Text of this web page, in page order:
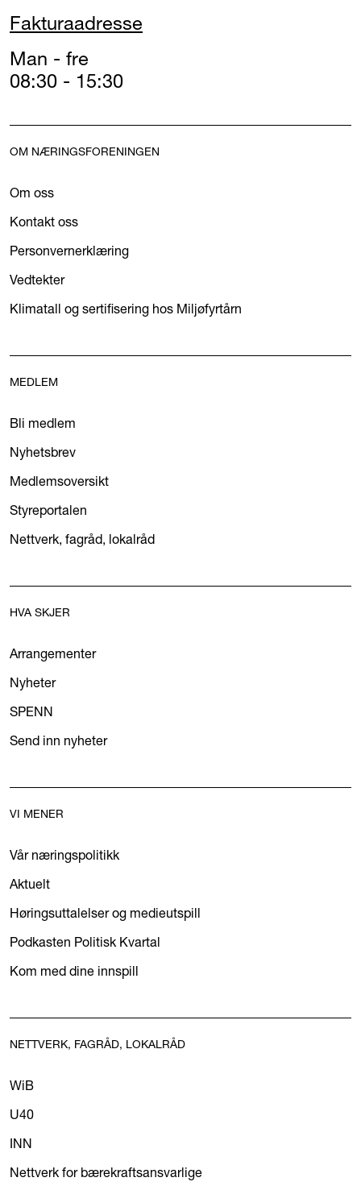
Fakturaadresse
Man - fre
08:30 - 15:30
OM NÆRINGSFORENINGEN
Om oss
Kontakt oss
Personvernerklæring
Vedtekter
Klimatall og sertifisering hos Miljøfyrtårn
MEDLEM
Bli medlem
Nyhetsbrev
Medlemsoversikt
Styreportalen
Nettverk, fagråd, lokalråd
HVA SKJER
Arrangementer
Nyheter
SPENN
Send inn nyheter
VI MENER
Vår næringspolitikk
Aktuelt
Høringsuttalelser og medieutspill
Podkasten Politisk Kvartal
Kom med dine innspill
NETTVERK, FAGRÅD, LOKALRÅD
WiB
U40
INN
Nettverk for bærekraftsansvarlige